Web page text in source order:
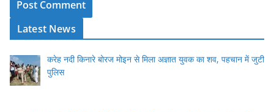
Latest News
करेह नदी किनारे बोरज मोइन से मिला अज्ञात युवक का शव, पहचान में जुटी
पुलिस